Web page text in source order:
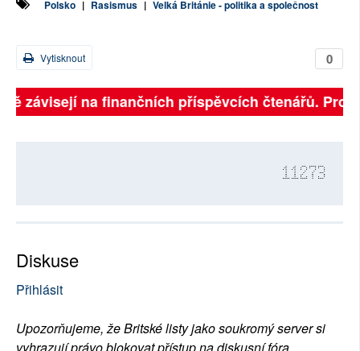
Polsko | Rasismus | Velká Británie - politika a společnost
0
Vytisknout
závisejí na finančních příspěvcích čtenářů.
11273
Diskuse
Přihlásit
Upozorňujeme, že Britské listy jako soukromý server si